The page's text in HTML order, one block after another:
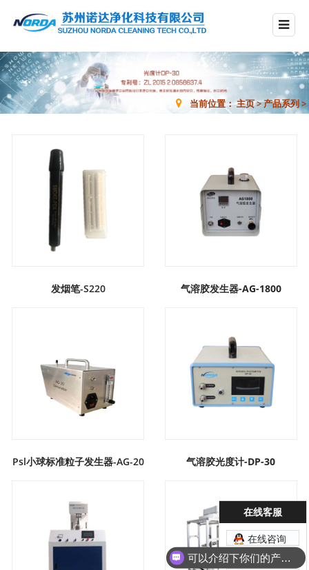
当前位置：主页>产品系列>
发烟笔-S220 气溶胶发生器-AG-1800
Psl小球标准粒子发生器-AG-20 气溶胶光度计-DP-30
在线客服
在线咨询
在线咨询
可以介绍下你们的产品么？